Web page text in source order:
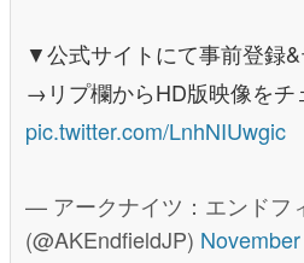
▼公式サイトにて事前登録&
→リプ欄からHD版映像をチ
pic.twitter.com/LnhNIUwgic
— アークナイツ：エンドフ
(@AKEndfieldJP)